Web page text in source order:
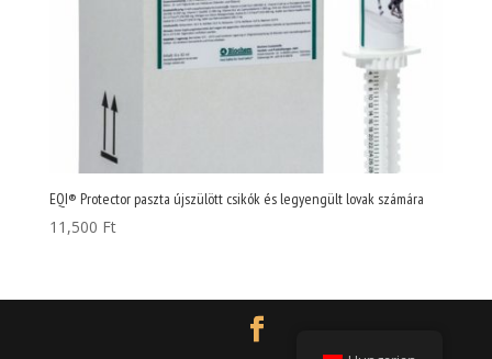
EQI® Protector paszta újszülött csikók és legyengült lovak számára
11,500 Ft